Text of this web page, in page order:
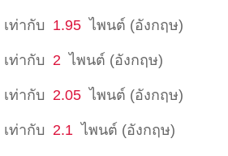
เท่ากับ 1.95 ไพนต์ (อังกฤษ)
เท่ากับ 2 ไพนต์ (อังกฤษ)
เท่ากับ 2.05 ไพนต์ (อังกฤษ)
เท่ากับ 2.1 ไพนต์ (อังกฤษ)